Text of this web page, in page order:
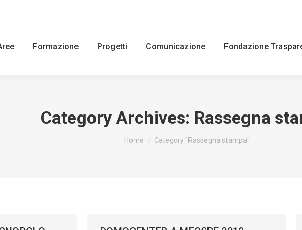
Formazione Progetti Comunicazione Fondazione
Category Archives: Rassegna
You are here:
Home Category "Rassegna stampa"